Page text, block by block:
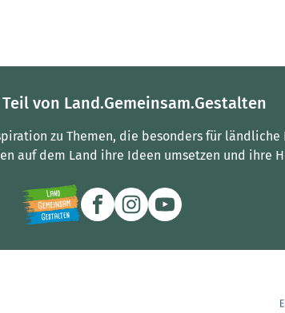
von Land.Gemeinsam.Gestalten
zu Themen, die besonders für ländliche
auf dem Land ihre Ideen umsetzen und ihre